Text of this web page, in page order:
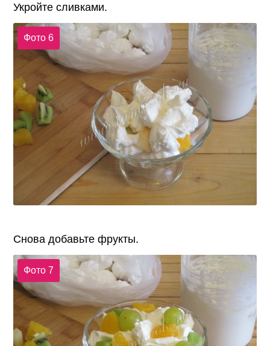
Укройте сливками.
Фото 6
Снова добавьте фрукты.
Фото 7